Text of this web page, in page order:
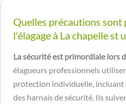
Quelles précautions sont
l'élagage à La chapelle st
La sécurité est primordiale lors
élagueurs professionnels
protection individuelle, incluant
des harnais de sécurité. Ils